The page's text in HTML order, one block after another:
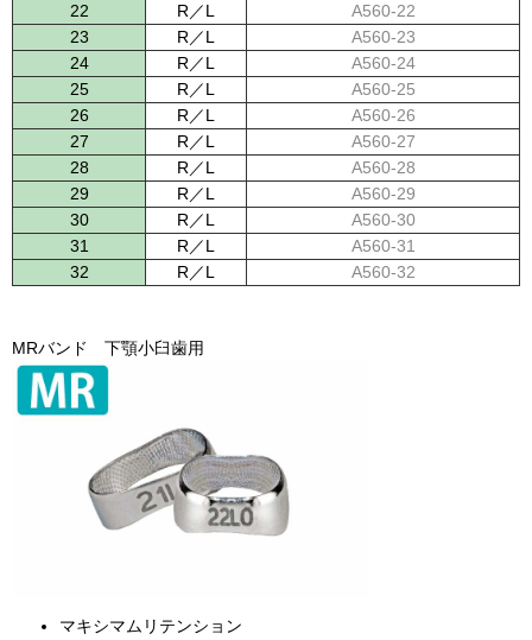
22
R／L
A560-22
23
R／L
A560-23
24
R／L
A560-24
25
R／L
A560-25
26
R／L
A560-26
27
R／L
A560-27
28
R／L
A560-28
29
R／L
A560-29
30
R／L
A560-30
31
R／L
A560-31
32
R／L A560-32
MRバンド 下顎小臼歯用
マキシマムリテンション